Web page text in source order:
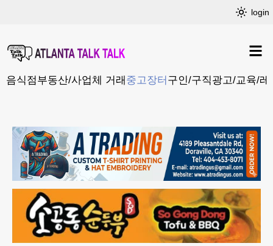
login
음식점부동산/사업체 거래 중고장터 구인/구직광고/교육/레